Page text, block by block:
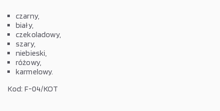
czarny,
biały,
czekoladowy,
szary,
niebieski,
różowy,
karmelowy.
Kod: F-04/KOT